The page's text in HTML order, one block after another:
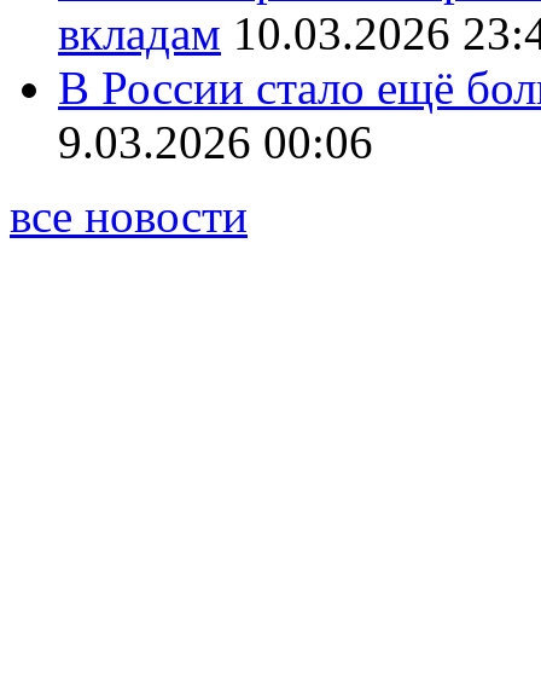
вкладам 10.03.2026
В России стало ещё
9.03.2026 00:06
все новости